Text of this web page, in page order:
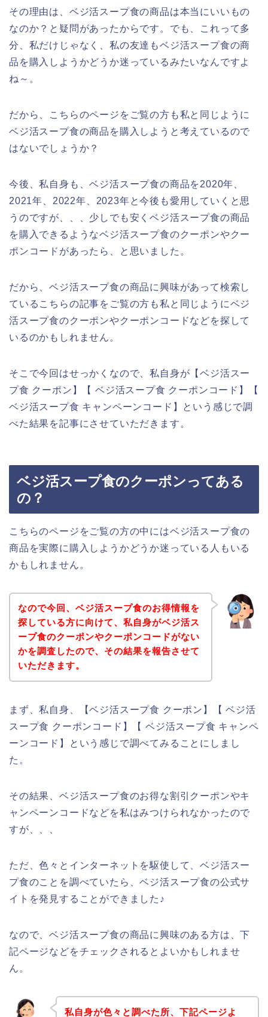
その理由は、ベジ活スープ食の商品は本当にいいもの
なのか？と疑問があったからです。でも、これって多
分、私だけじゃなく、私の友達もベジ活スープ食の商
品を購入しようかどうか迷っているみたいなんですよ
ね～。
だから、こちらのページをご覧の方も私と同じように
ベジ活スープ食の商品を購入しようと考えているので
はないでしょうか？
今後、私自身も、ベジ活スープ食の商品を2020年、
2021年、2022年、2023年と今後も愛用していくと思
うのですが、、、少しでも安くベジ活スープ食の商品
を購入できるようなベジ活スープ食のクーポンやクー
ポンコードがあったら、と思いました。
だから、ベジ活スープ食の商品に興味があって検索し
ているこちらの記事をご覧の方も私と同じようにベジ
活スープ食のクーポンやクーポンコードなどを探して
いるのかもしれません。
そこで今回はせっかくなので、私自身が【ベジ活スー
プ食 クーポン】【 ベジ活スープ食 クーポンコード】【
ベジ活スープ食 キャンペーンコード】という感じで調
べた結果を記事にさせていただきます。
ベジ活スープ食のクーポンってある
の？
こちらのページをご覧の方の中にはベジ活スープ食の
商品を実際に購入しようかどうか迷っている人もいる
かもしれません。
なので今回、ベジ活スープ食のお得情報を
探している方に向けて、私自身がベジ活ス
ープ食のクーポンやクーポンコードがない
かを調査したので、その結果を報告させて
いただきます。
まず、私自身、【ベジ活スープ食 クーポン】【 ベジ活
スープ食 クーポンコード】【 ベジ活スープ食 キャンペ
ーンコード】という感じで調べてみることにしまし
た。
その結果、ベジ活スープ食のお得な割引クーポンやキ
ャンペーンコードなどを私はみつけられなかったので
すが、、、
ただ、色々とインターネットを駆使して、ベジ活スー
プ食のことを調べていたら、ベジ活スープ食の公式サ
イトを発見することができました♪
なので、ベジ活スープ食の商品に興味のある方は、下
記ページなどをチェックされるとよいかもしれませ
ん。
私自身が色々と調べた所、下記ページよ